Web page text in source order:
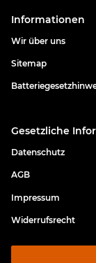
Informationen
Wir über uns
Sitemap
Gesetzliche
Datenschutz
AGB
Impressum
Widerrufsrecht